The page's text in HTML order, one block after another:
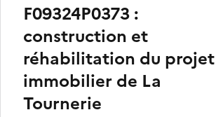
F09324P0373 :
construction et
réhabilitation du projet
immobilier de La
Tournerie